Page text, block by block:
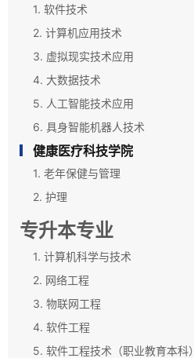
1. 软件技术
2. 计算机应用技术
3. 虚拟现实技术应用
4. 大数据技术
5. 人工智能技术应用
6. 具身智能机器人技术
健康医疗科技学院
1. 老年保健与管理
2. 护理
专升本专业
1. 计算机科学与技术
2. 网络工程
3. 物联网工程
4. 软件工程
5. 软件工程技术（职业教育本科）